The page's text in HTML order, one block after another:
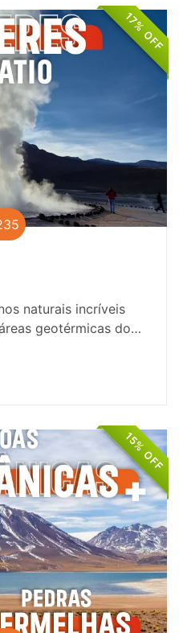
17% OFF
naturais incríveis
geotérmicas do
naturais se
quente
de pressão e
a expulsão
para a superfície.
exibição de
vapor que se elevam
sons e jatos
aos gêiseres não só
espetáculo
experimentar a
e apreciar sua
único.
15% OFF